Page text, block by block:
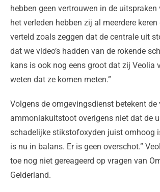
hebben geen vertrouwen in de uitspraken
het verleden hebben zij al meerdere
verteld zoals zeggen dat de centrale uit
dat we video’s hadden van de rokende
kans is ook nog eens groot dat zij Veolia
weten dat ze komen meten.”
Volgens de omgevingsdienst betekent de
ammoniakuitstoot overigens niet dat de
schadelijke stikstofoxyden juist omhoog
is nu in balans. Er is geen overschot.”
toe nog niet gereageerd op vragen van
Gelderland.